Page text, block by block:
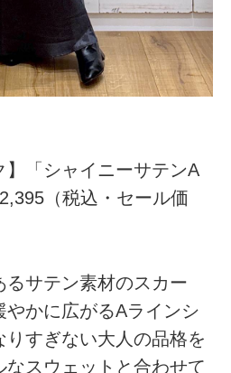
】「シャイニーサテンA
（税込・セール価
るサテン素材のスカー
やかに広がるAラインシ
りすぎない大人の品格を
なスウェットと合わせて